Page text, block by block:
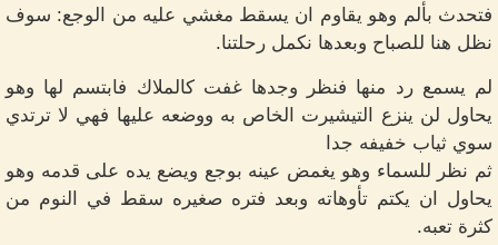
فتحدث بألم وهو يقاوم ان يسقط مغشي عليه من الوجع: سوف
نظل هنا للصباح وبعدها نكمل رحلتنا.
لم يسمع رد منها فنظر وجدها غفت كالملاك فابتسم لها وهو
يحاول لن ينزع التيشيرت الخاص به ووضعه عليها فهي لا ترتدي
سوي ثياب خفيفه جدا
ثم نظر للسماء وهو يغمض عينه بوجع ويضع يده على قدمه وهو
يحاول ان يكتم تأوهاته وبعد فتره صغيره سقط في النوم من
كثرة تعبه.